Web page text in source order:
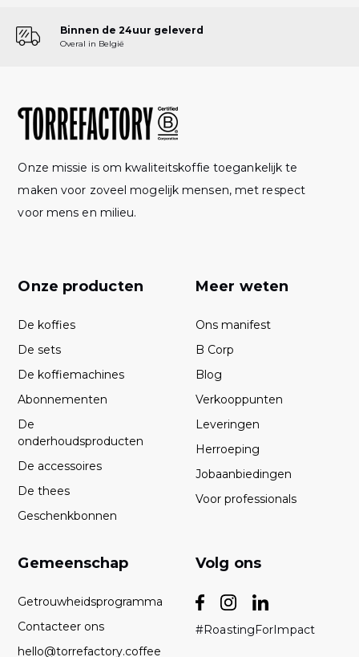
Binnen de 24uur geleverd
Overal in België
Onze missie is om kwaliteitskoffie toegankelijk te
maken voor zoveel mogelijk mensen, met respect
voor mens en milieu.
Onze producten
De koffies
De sets
De koffiemachines
Abonnementen
De
onderhoudsproducten
De accessoires
De thees
Geschenkbonnen
Meer weten
Ons manifest
B Corp
Blog
Verkooppunten
Leveringen
Herroeping
Jobaanbiedingen
Voor professionals
Gemeenschap
Getrouwheidsprogramma
Contacteer ons
hello@torrefactory.coffee
Volg ons
#RoastingForImpact